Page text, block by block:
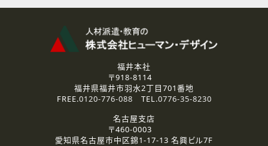
資料送付、受講相談に関するご連絡のために利用いたしま
その他、お問い合わせの内容に回答するために利用いたし
なお、ご連絡手段は、電話・Ｅメールのいずれかの方法とい
2.個人情報の第三者提供
ご提供いただいた個人情報は、法令等の規定に従う場合を除き、
3.個人情報の取り扱いの委託
弊社の定める個人情報保護の評価基準を満たした委託先に、個
福井本社
〒918-8114
福井県福井市羽水2丁目701番地
FREE.0120-776-088 TEL.0776-35-8230
名古屋支店
〒460-0003
愛知県名古屋市中区錦1-17-13 名興ビル7F